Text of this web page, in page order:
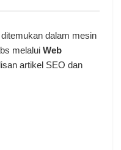
dalam mesin
melalui Web
artikel SEO dan